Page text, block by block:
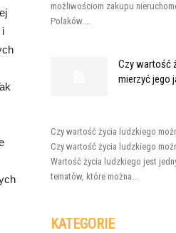
i
możliwościom zakupu
Polaków....
Czy wartość
mierzyć jego
Czy wartość życia ludzkiego
Czy wartość życia ludzkiego
Wartość życia ludzkiego jest
tematów, które można...
KATEGORIE